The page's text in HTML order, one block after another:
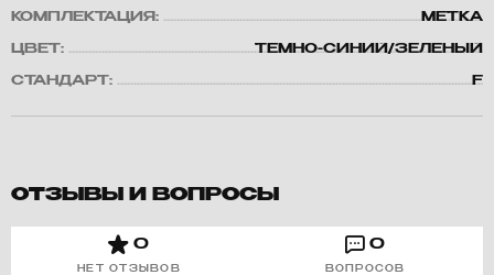
КОМПЛЕКТАЦИЯ: МЕТКА
ЦВЕТ: ТЕМНО-СИНИЙ/ЗЕЛЕНЫЙ
СТАНДАРТ: F
ОТЗЫВЫ И ВОПРОСЫ
0
НЕТ ОТЗЫВОВ
0
ВОПРОСОВ